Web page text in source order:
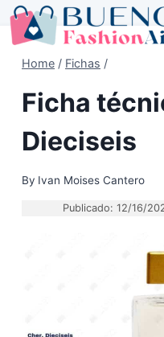
Skip
to
Home / Fichas /
Ficha
Dieciseis
By Ivan Moises Cantero
Publicado: 12/16/